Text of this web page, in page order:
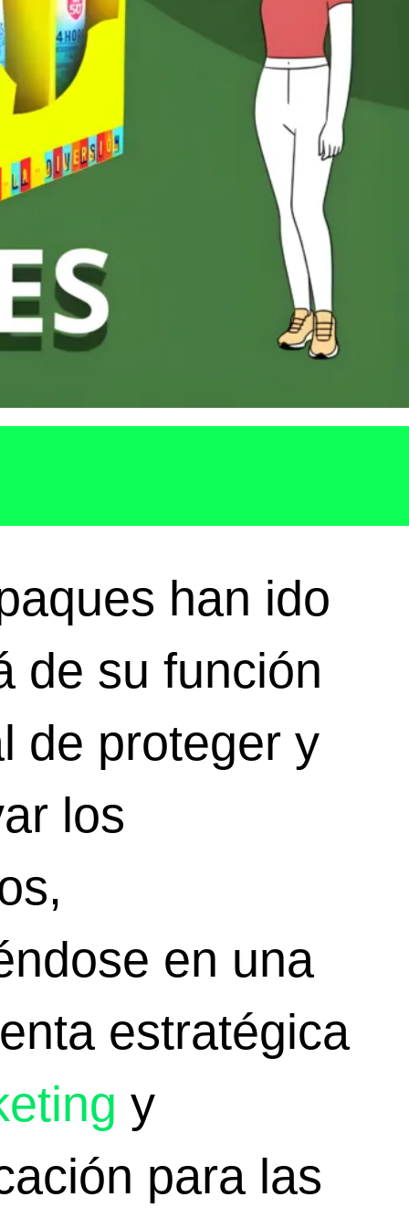
¡Trabaja Con Nosotros!
han ido
de su función
de proteger y
los
en una
estratégica
y
para las